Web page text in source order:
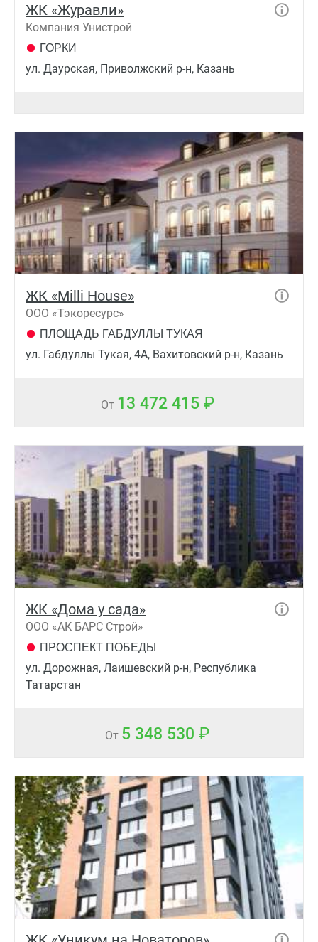
ЖК «Журавли»
Компания Унистрой
ГОРКИ
ул. Даурская, Приволжский р-н, Казань
ЖК «Milli House»
ООО «Тэкоресурс»
ПЛОЩАДЬ ГАБДУЛЛЫ ТУКАЯ
ул. Габдуллы Тукая, 4А, Вахитовский р-н, Казань
От 13 472 415
ЖК «Дома у сада»
ООО «АК БАРС Строй»
ПРОСПЕКТ ПОБЕДЫ
ул. Дорожная, Лаишевский р-н, Республика
Татарстан
От 5 348 530